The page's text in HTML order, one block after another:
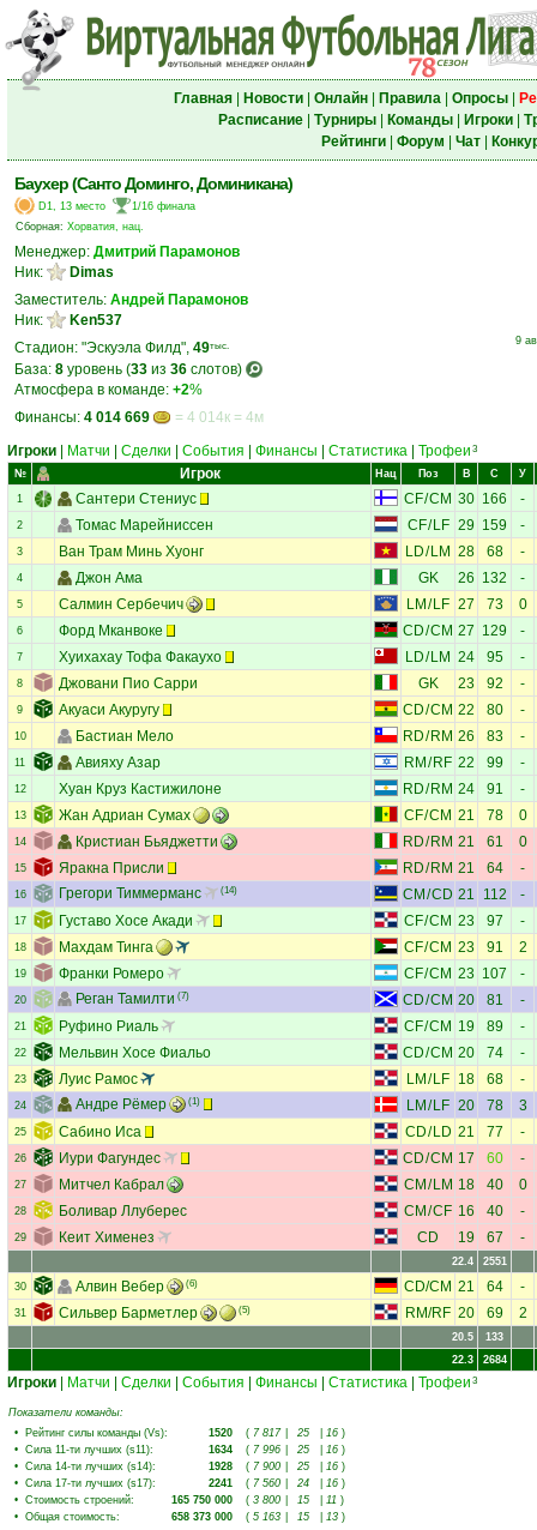
Главная| Новости| Онлайн| Правила| Опросы|
Расписание| Турниры| Команды| Игроки|
Рейтинги| Форум Чат|
Баухер (Санто Доминго, Доминикана)
D1, 13 место
1/16 финала
Сборная: Хорватия, нац.
Менеджер: Дмитрий Парамонов
Ник:
Dimas
Заместитель: Андрей Парамонов
Ник:
Ken537
Стадион: "Эскуэла Филд", 49тыс.
База: 8 уровень (33 из 36 слотов)
Атмосфера в команде: +2%
Финансы: 4 014 669 = 4 014к = 4м
9
Игроки Матчи Сделки События Финансы Статистика Трофеи 3
№ Игрок Нац Поз В С У
1 Сантери Стениус CF/CM 30 166 -
2 Томас Марейниссен CF/LF 29 159 -
3 Ван Трам Минь Хуонг LD/ LM 28 68 -
4 Джон Ама GK 26 132 -
5 Салмин Сербечич LM / LF 27 73 0
6 Форд Мканвоке CD/CM 27 129 -
7 Хуихахау Тофа Факаухо LD/ LM 24 95 -
8 Джовани Пио Сарри GK 23 92 -
9 Акуаси Акуругу CD/CM 22 80 -
10 Бастиан Мело RD/ RM 26 83 -
11 Авияху Азар RM / RF 22 99 -
12 Хуан Круз Кастижилоне RD/ RM 24 91 -
13 Жан Адриан Сумах CF/CM 21 78 0
14 Кристиан Бьяджетти RD/ RM 21 61 0
15 Яракна Присли RD/ RM 21 64 -
16 Грегори Тиммерманс (14) CM /CD 21 112 -
17 Густаво Хосе Акади CF/CM 23 97 -
18 Махдам Тинга CF/CM 23 91 2
19 Франки Ромеро CF/CM 23 107 -
20 Реган Тамилти (7) CD/CM 20 81 -
21 Руфино Риаль CF/CM 19 89 -
22 Мельвин Хосе Фиальо CD/CM 20 74 -
23 Луис Рамос LM / LF 18 68 -
24 Андре Рёмер (1) LM / LF 20 78 3
25 Сабино Иса CD/LD 21 77 -
26 Иури Фагундес CD/CM 17 60 -
27 Митчел Кабрал CM /LM 18 40 0
28 Боливар Ллуберес CM /CF 16 40 -
29 Кеит Хименез CD 19 67 -
22.4 2551
30 Алвин Вебер (6) CD/CM 21 64 -
31 Сильвер Барметлер (5) RM/RF 20 69 2
20.5
133
22.3
2684
Игроки Матчи Сделки События Финансы Статистика Трофеи 3
Показатели команды:
• Рейтинг силы команды (Vs): 1520 ( 7 817 25 16 )
• Сила 11-ти лучших (s11): 1634 ( 7 996 25 16 )
• Сила 14-ти лучших (s14): 1928 ( 7 900 25 16 )
• Сила 17-ти лучших (s17): 2241 ( 7 560 24 16 )
• Стоимость строений: 165 750 000 ( 3 800 15 11 )
• Общая стоимость: 658 373 000 ( 5 163 15 13 )